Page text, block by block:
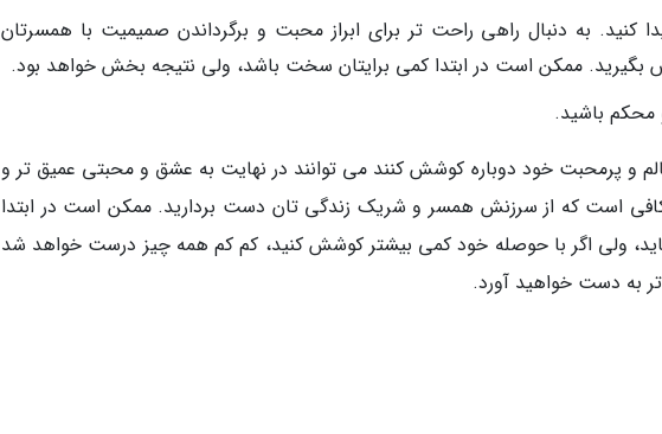
کنید. به دنبال راهی راحت تر برای ابراز محبت و برگرداندن صمیمیت با همسرتان
بگیرید. ممکن است در ابتدا کمی برایتان سخت باشد، ولی نتیجه بخش خواهد بود.
محکم باشید.
و پرمحبت خود دوباره کوشش کنند می توانند در نهایت به عشق و محبتی عمیق تر و
است که از سرزنش همسر و شریک زندگی تان دست بردارید. ممکن است در ابتدا
ولی اگر با حوصله خود کمی بیشتر کوشش کنید، کم کم همه چیز درست خواهد شد
به دست خواهید آورد.